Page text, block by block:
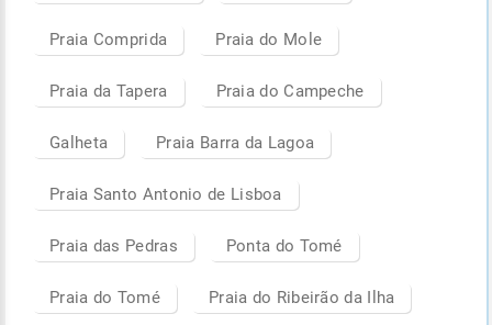
Praia Comprida Praia do Mole
Praia da Tapera Praia do Campeche
Galheta Praia Barra da Lagoa
Praia Santo Antonio de Lisboa
Praia das Pedras Ponta do Tomé
Praia do Tomé Praia do Ribeirão da Ilha